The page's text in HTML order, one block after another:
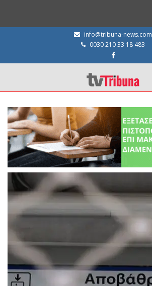
info@tribuna-news.com
0030 210 33 18 483